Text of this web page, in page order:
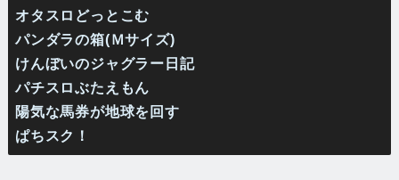
オタスロどっとこむ
パンダラの箱(Ｍサイズ)
けんぼいのジャグラー日記
パチスロぶたえもん
陽気な馬券が地球を回す
ぱちスク！